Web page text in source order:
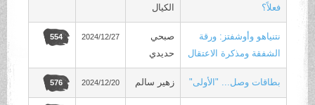
فعلاً؟ الكيال
نتنياهو وأوشفتز: ورقة
الشفقة ومذكرة الاعتقال
صبحي
حديدي
2024/12/27
554
‏بطاقات وصل... "الأولى" زهير سالم 2024/12/20
576